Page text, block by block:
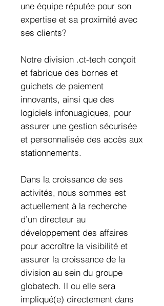
une équipe réputée pour son
expertise et sa proximité avec
ses clients?
Notre division .ct-tech conçoit
et fabrique des bornes et
guichets de paiement
innovants, ainsi que des
logiciels infonuagiques, pour
assurer une gestion sécurisée
et personnalisée des accès aux
stationnements.
Dans la croissance de ses
activités, nous sommes est
actuellement à la recherche
d’un directeur au
développement des affaires
pour accroître la visibilité et
assurer la croissance de la
division au sein du groupe
globatech. Il ou elle sera
impliqué(e) directement dans